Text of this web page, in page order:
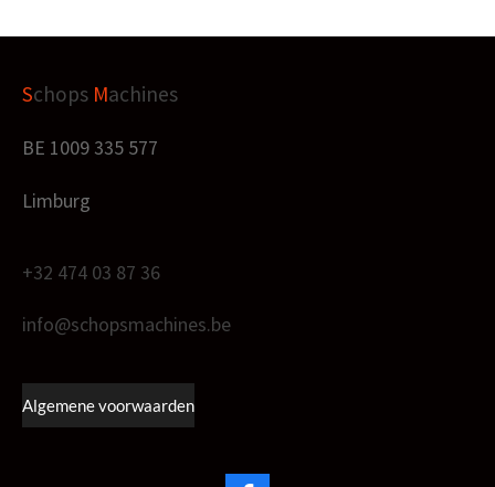
Schops Machines
BE 1009 335 577
Limburg
+32 474 03 87 36
info@schopsmachines.be
Algemene voorwaarden